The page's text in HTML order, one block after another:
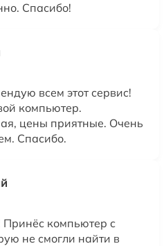
Спасибо!
всем этот сервис!
компьютер.
цены приятные. Очень
Спасибо.
компьютер с
не смогли найти в